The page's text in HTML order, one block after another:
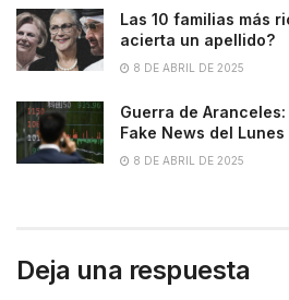
Las 10 familias más
acierta un apellido?
8 DE ABRIL DE 2025
Guerra de
Fake News del Lunes
8 DE ABRIL DE 2025
Deja una respuesta